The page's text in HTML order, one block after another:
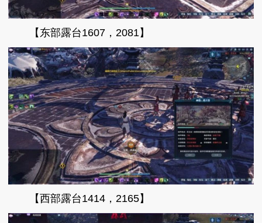
【东部露台1607，2081】
【西部露台1414，2165】